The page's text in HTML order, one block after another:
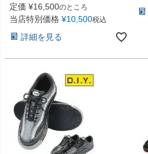
定価 ¥16,500のところ
当店特別価格 ¥10,500税込
詳細を見る